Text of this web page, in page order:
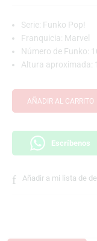
Serie: Funko Pop!
Franquicia: Marvel
Número de Funko:
Altura aproximada:
AÑADIR AL CARRITO
Escríbenos
Añadir a mi lista de